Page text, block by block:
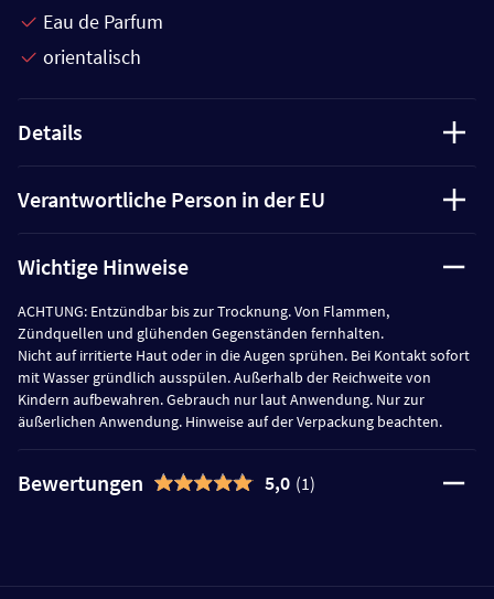
Eau de Parfum
orientalisch
Details
Verantwortliche Person in der EU
Wichtige Hinweise
ACHTUNG: Entzündbar bis zur Trocknung. Von Flammen,
Zündquellen und glühenden Gegenständen fernhalten.
Nicht auf irritierte Haut oder in die Augen sprühen. Bei Kontakt sofort
mit Wasser gründlich ausspülen. Außerhalb der Reichweite von
Kindern aufbewahren. Gebrauch nur laut Anwendung. Nur zur
äußerlichen Anwendung. Hinweise auf der Verpackung beachten.
Bewertungen 5,0 (1)